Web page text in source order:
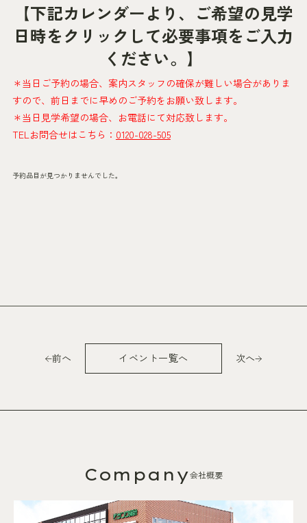
【下記カレンダーより、ご希望の見学
日時をクリックして必要事項をご入力
ください。】
＊当日ご予約の場合、案内スタッフの確保が難しい場合がありま
すので、前日までに早めのご予約をお願い致します。
＊当日見学希望の場合、お電話にて対応致します。
TELお問合せはこちら： 0120-028-505
予約品目が見つかりませんでした。
前へ イベント一覧へ 次へ
Company会社概要